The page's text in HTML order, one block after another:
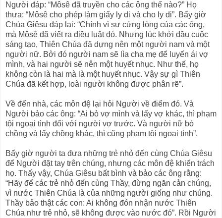
Người đáp: “Môsê đã truyền cho các ông thế nào?” Họ
thưa: “Môsê cho phép làm giấy ly dị và cho ly dị”. Bấy giờ
Chúa Giêsu đáp lại: “Chính vì sự cứng lòng của các ông,
mà Môsê đã viết ra điều luật đó. Nhưng lúc khởi đầu cuộc
sáng tạo, Thiên Chúa đã dựng nên một người nam và một
người nữ. Bởi đó người nam sẽ lìa cha mẹ để luyến ái vợ
mình, và hai người sẽ nên một huyết nhục. Như thế, họ
không còn là hai mà là một huyết nhục. Vậy sự gì Thiên
Chúa đã kết hợp, loài người không được phân rẽ”.
Về đến nhà, các môn đệ lại hỏi Người về điểm đó. Và
Người bảo các ông: “Ai bỏ vợ mình và lấy vợ khác, thì phạm
tội ngoại tình đối với người vợ trước. Và người nữ bỏ
chồng và lấy chồng khác, thì cũng phạm tội ngoại tình”.
Bấy giờ người ta đưa những trẻ nhỏ đến cùng Chúa Giêsu
để Người đặt tay trên chúng, nhưng các môn đệ khiển trách
họ. Thấy vậy, Chúa Giêsu bất bình và bảo các ông rằng:
“Hãy để các trẻ nhỏ đến cùng Thầy, đừng ngăn cản chúng,
vì nước Thiên Chúa là của những người giống như chúng.
Thầy bảo thật các con: Ai không đón nhận nước Thiên
Chúa như trẻ nhỏ, sẽ không được vào nước đó”. Rồi Người